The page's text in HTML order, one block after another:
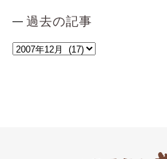
過去の記事
過